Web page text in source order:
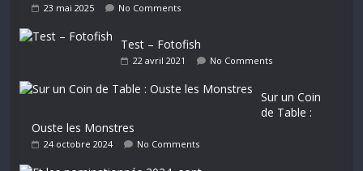
23 mai 2025 No Comments
Test – Fotofish
22 avril 2021 No Comments
Sur un Coin
de Table :
Ouste les Monstres
24 octobre 2024 No Comments